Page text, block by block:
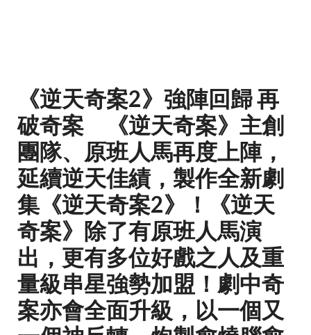
《逆天奇案2》強陣回歸 再
破奇案 《逆天奇案》主創
團隊、原班人馬再度上陣，
延續逆天佳績，製作全新劇
集《逆天奇案2》！《逆天
奇案》除了有原班人馬演
出，更有多位好戲之人及重
量級串星強勢加盟！劇中奇
案亦會全面升級，以一個又